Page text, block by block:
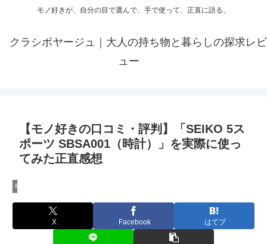
モノ好きが、自分の目で選んで、手で使って、正直に語る。
クラシボヤージュ｜大人の持ち物と暮らしの探求レビ
ュー
【モノ好きの口コミ・評判】「SEIKO 5ス
ポーツ SBSA001（時計）」を実際に使っ
てみた正直感想
時計レビュー
X Facebook はてブ